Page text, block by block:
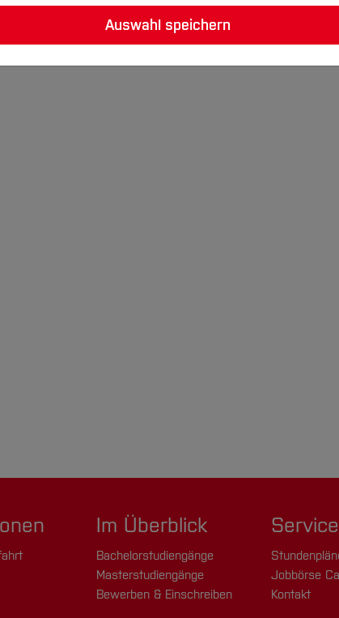
Im Überblick
Bachelorstudiengänge
Masterstudiengänge
Bewerben & Einschreiben
Service
Jobbörse
Kontakt
Auswahl speichern